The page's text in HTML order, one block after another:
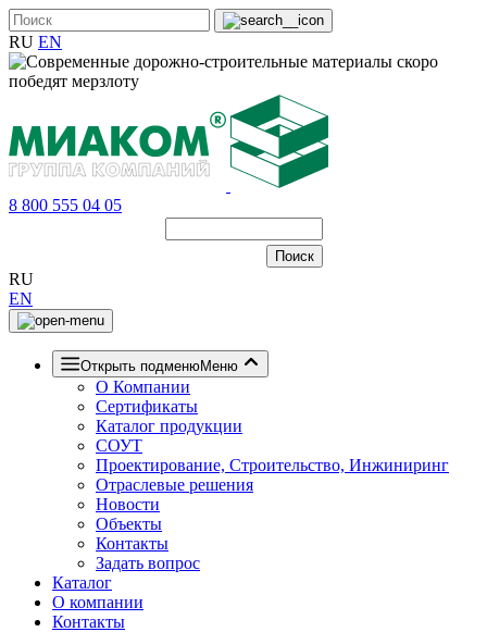
RU EN
8 800 555 04 05
RU
EN
Открыть подменюМеню
О Компании
Сертификаты
Каталог продукции
СОУТ
Проектирование, Строительство, Инжиниринг
Отраслевые решения
Новости
Объекты
Контакты
Задать вопрос
Каталог
О компании
Контакты